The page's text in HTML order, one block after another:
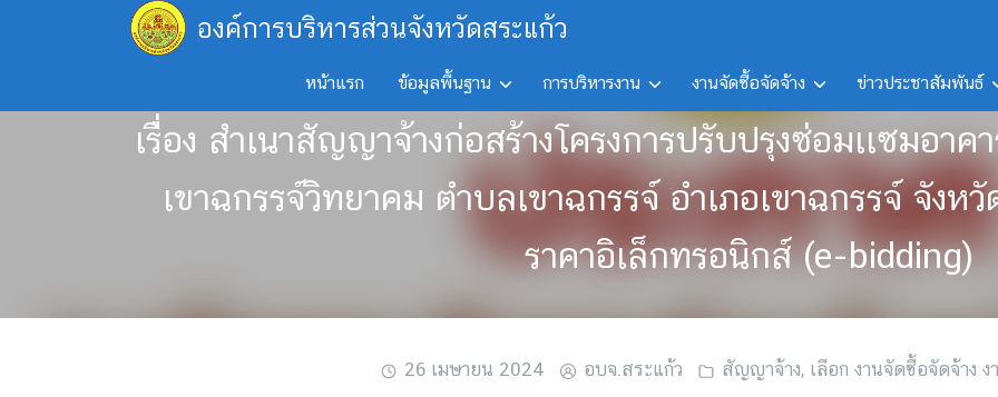
องค์การบริหารส่วนจังหวัดสระแก้ว
หน้าแรก ข้อมูลพื้นฐาน การบริหารงาน งานจัดซื้อจัดจ้าง ข่าวประชาสัมพันธ์
เรื่อง สำเนาสัญญาจ้างก่อสร้างโครงการปรับปรุงซ่อมเเซมอาค
เขาฉกรรจ์วิทยาคม ตำบลเขาฉกรรจ์ อำเภอเขาฉกรรจ์ จังหวั
ราคาอิเล็กทรอนิกส์ (e-bidding)
26 เมษายน 2024 อบจ.สระแก้ว สัญญาจ้าง, เลือก งานจัดซื้อจัดจ้าง